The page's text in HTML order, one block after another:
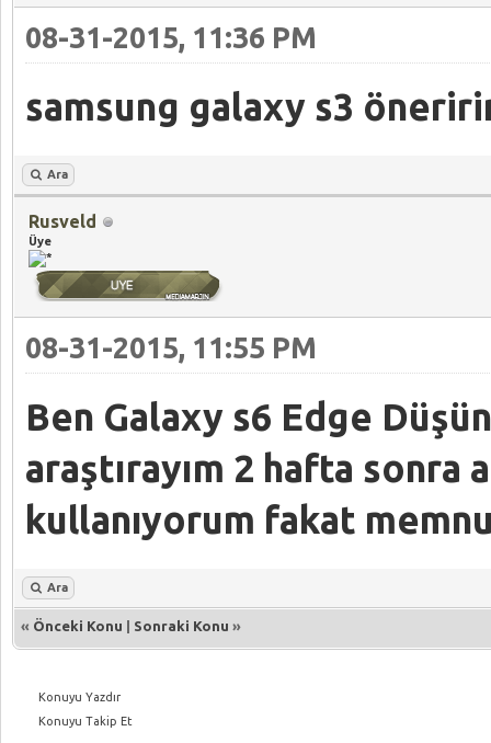
08-31-2015, 11:36 PM
samsung galaxy s3
Ara
Rusveld
Üye
08-31-2015, 11:55 PM
Ben Galaxy s6 Edge
araştırayım 2 hafta sonra
kullanıyorum fakat
Ara
« Önceki Konu Sonraki Konu »
Konuyu Yazdır
Konuyu Takip Et